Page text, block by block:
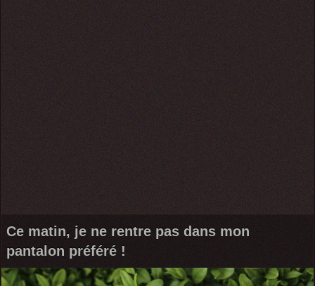
Ce matin, je ne rentre pas dans mon
pantalon préféré !